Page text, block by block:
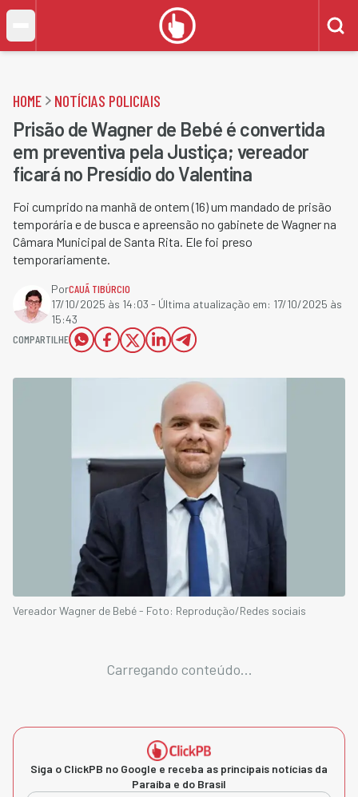
HOME NOTÍCIAS POLICIAIS
Prisão de Wagner de Bebé é convertida
em preventiva pela Justiça; vereador
ficará no Presídio do Valentina
Foi cumprido na manhã de ontem (16) um mandado de prisão
temporária e de busca e apreensão no gabinete de Wagner na
Câmara Municipal de Santa Rita. Ele foi preso
temporariamente.
PorCAUÃ TIBÚRCIO
17/10/2025 às 14:03 - Última atualização em: 17/10/2025 às
15:43
COMPARTILHE
Vereador Wagner de Bebé - Foto: Reprodução/Redes sociais
Carregando conteúdo...
Siga o ClickPB no Google e receba as principais notícias da
Paraíba e do Brasil